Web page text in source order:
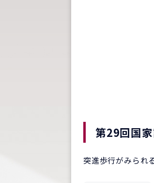
第29回国
突進歩行がみられ